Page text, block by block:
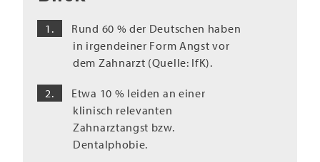
Rund 60 % der Deutschen haben
in irgendeiner Form Angst vor
dem Zahnarzt (Quelle: IfK).
Etwa 10 % leiden an einer
klinisch relevanten
Zahnarztangst bzw.
Dentalphobie.